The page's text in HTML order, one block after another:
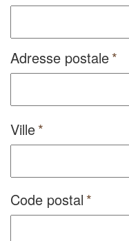
Adresse postale
Ville
Code postal
vos